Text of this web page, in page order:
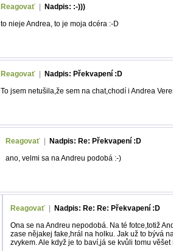
Reagovať
Nadpis: :-)))
to nieje Andrea, to je moja dcéra :-D
Reagovať
Nadpis: Překvapení :D
To jsem netušila,že sem na chat,chodí i Andrea
Reagovať
Nadpis: Re: Překvapení :D
ano, velmi sa na Andreu podobá :-)
Reagovať
Nadpis: Re: Re: Překvapení :D
Ona se na Andreu nepodobá. Na té fotce,totiž
zase nějakej fake,hrál na holku. Jak už to bývá
zvykem. Ale když je to baví,já se kvůli tomu